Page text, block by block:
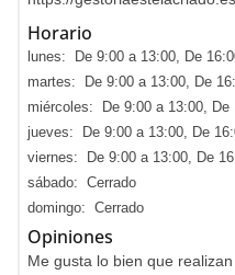
Horario
lunes: De 9:00 a 13:00, De
martes: De 9:00 a 13:00, De
miércoles: De 9:00 a 13:00, De
jueves: De 9:00 a 13:00, De
viernes: De 9:00 a 13:00, De
sábado: Cerrado
domingo: Cerrado
Opiniones
Me gusta lo bien que